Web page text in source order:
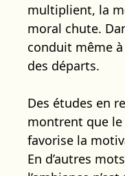
multiplient, la
moral chute.
conduit même
des départs.
Des études en
montrent que le
favorise la
En d’autres